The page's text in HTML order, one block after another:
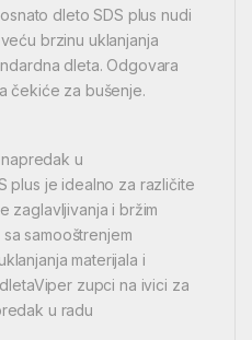
dleto SDS plus nudi
brzinu uklanjanja
dleta. Odgovara
čekiće za bušenje.
u
plus je idealno za različite
zaglavljivanja i bržim
samooštrenjem
materijala i
zupci na ivici za
u radu